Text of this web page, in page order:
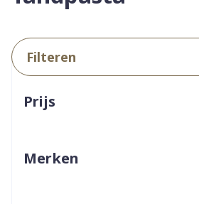
Filteren
Prijs
Merken